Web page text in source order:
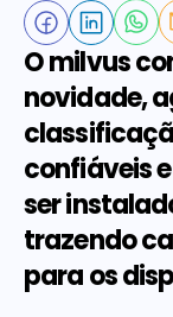
O milvus
novidade,
confiáveis
ser
trazendo
para os